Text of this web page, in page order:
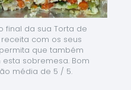
final da sua Torta de
com os seus
que também
sobremesa. Bom
média de 5 / 5.